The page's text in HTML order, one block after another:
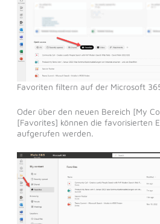
Favoriten filtern auf der Microsoft
Oder über den neuen Bereich [My
[Favorites] können die favorisierten
aufgerufen werden.